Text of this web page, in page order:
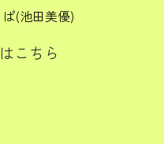
(池田美優)
こちら